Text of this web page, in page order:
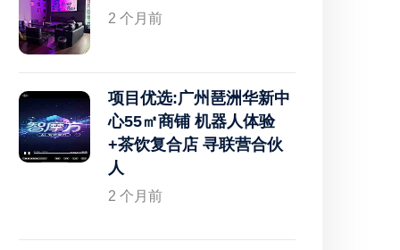
2 个月前
项目优选:广州琶洲华新中
心55㎡商铺 机器人体验
+茶饮复合店 寻联营合伙
人
2 个月前